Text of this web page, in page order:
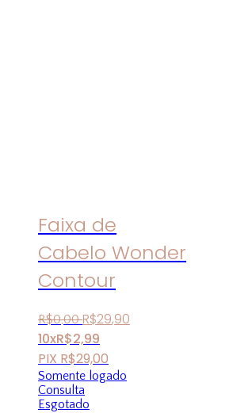
Faixa de
Cabelo Wonder
Contour
R$0,00 R$29,90
10xR$2,99
PIX R$29,00
Somente logado
Consulta
Esgotado